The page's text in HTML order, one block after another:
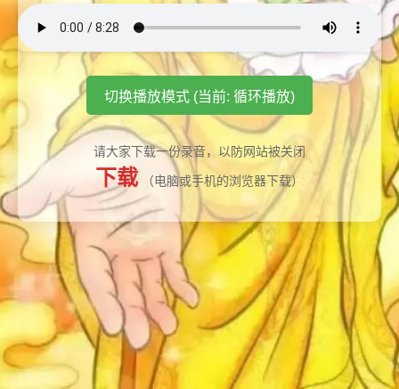
切换播放模式 (当前: 循环播放)
请大家下载一份录音，以防网站被关闭
下载 （电脑或手机的浏览器下载）